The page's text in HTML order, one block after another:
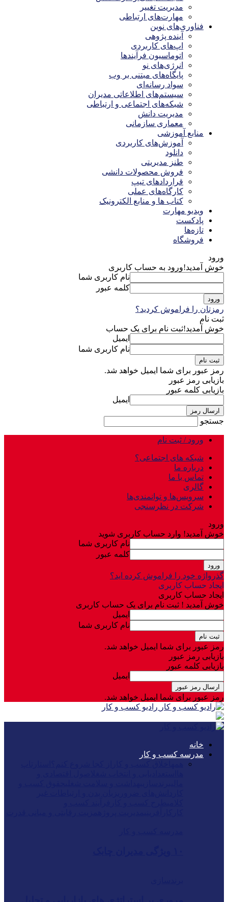
مدیریت تغییر
مهارت‌های ارتباطی
فناوری‌های نوین
آینده پژوهی
اپ‌های کاربردی
اتوماسیون فرآیندها
انرژی‌های نو
پایگاه‌های مبتنی بر وب
سواد رسانه‌ای
سیستم‌های اطلاعاتی مدیران
شبکه‌های اجتماعی و ارتباطی
مدیریت دانش
معماری سازمانی
منابع آموزشی
آموزش‌های کاربردی
دانلود
طنز مدیریتی
فروش محصولات دانشی
قراردادهای تیپ
کارگاه‌های عملی
کتاب ها و منابع الکترونیک
ویدیو مهارت
پادکست
تازه‌ها
فروشگاه
ورود
خوش آمدید!ورود به حساب کاربری
نام کاربری شما
کلمه عبور
رمزتان را فراموش کردید؟
ثبت نام
خوش آمدید!ثبت نام برای یک حساب
ایمیل
نام کاربری شما
رمز عبور برای شما ایمیل خواهد شد.
بازیابی رمز عبور
بازیابی کلمه عبور
ایمیل
جستجو
ورود / ثبت نام
شبکه های اجتماعی؟
درباره ما
تماس با ما
گالری
سرویس‌ها و توانمندی‌ها
شرکت در نظرسنجی
ورود
خوش آمدید! وارد حساب کاربری شوید
نام کاربری شما
کلمه عبور
گذرواژه خود را فراموش کرده اید؟
ایجاد حساب کاربری
ایجاد حساب کاربری
خوش آمدید ! ثبت نام برای یک حساب کاربری
ایمیل
نام کاربری شما
رمز عبور برای شما ایمیل خواهد شد.
بازیابی رمز عبور
بازیابی کلمه عبور
ایمیل
رمز عبور برای شما ایمیل خواهد شد.
رادیو کسب و کار
خانه
مدرسه کسب و کار